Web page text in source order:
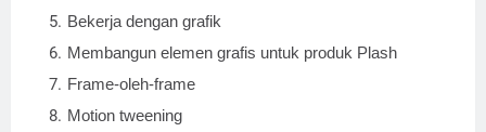
Bekerja dengan grafik
Membangun elemen grafis untuk produk Plash
Frame-oleh-frame
Motion tweening